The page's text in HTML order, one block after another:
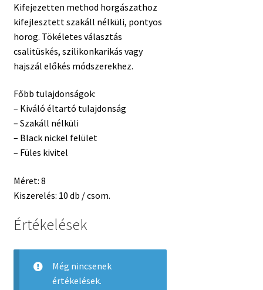
Kifejezetten method horgászathoz
kifejlesztett szakáll nélküli, pontyos
horog. Tökéletes választás
csalitüskés, szilikonkarikás vagy
hajszál előkés módszerekhez.
Főbb tulajdonságok:
– Kiváló éltartó tulajdonság
– Szakáll nélküli
– Black nickel felület
– Füles kivitel
Méret: 8
Kiszerelés: 10 db / csom.
Értékelések
Még nincsenek
értékelések.